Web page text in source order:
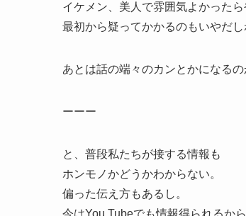
イケメン、美人で雰囲気よかった
最初から疑ってかかるのもいやだし
あとは話の端々のカンとかになるの
ーーー
と、普段私たちが接する情報も
ホンモノかどうかわからない。
偏った伝え方もあるし。
今はYou Tubeでも情報得られるから